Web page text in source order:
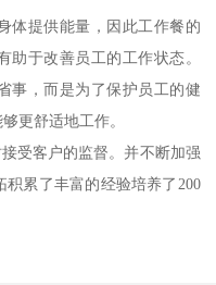
体提供能量，因此工作餐的
助于改善员工的工作状态。
事，而是为了保护员工的健
更舒适地工作。
受客户的监督。并不断加强
累了丰富的经验培养了200